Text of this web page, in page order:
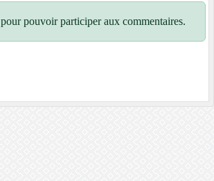
pour pouvoir participer aux commentaires.